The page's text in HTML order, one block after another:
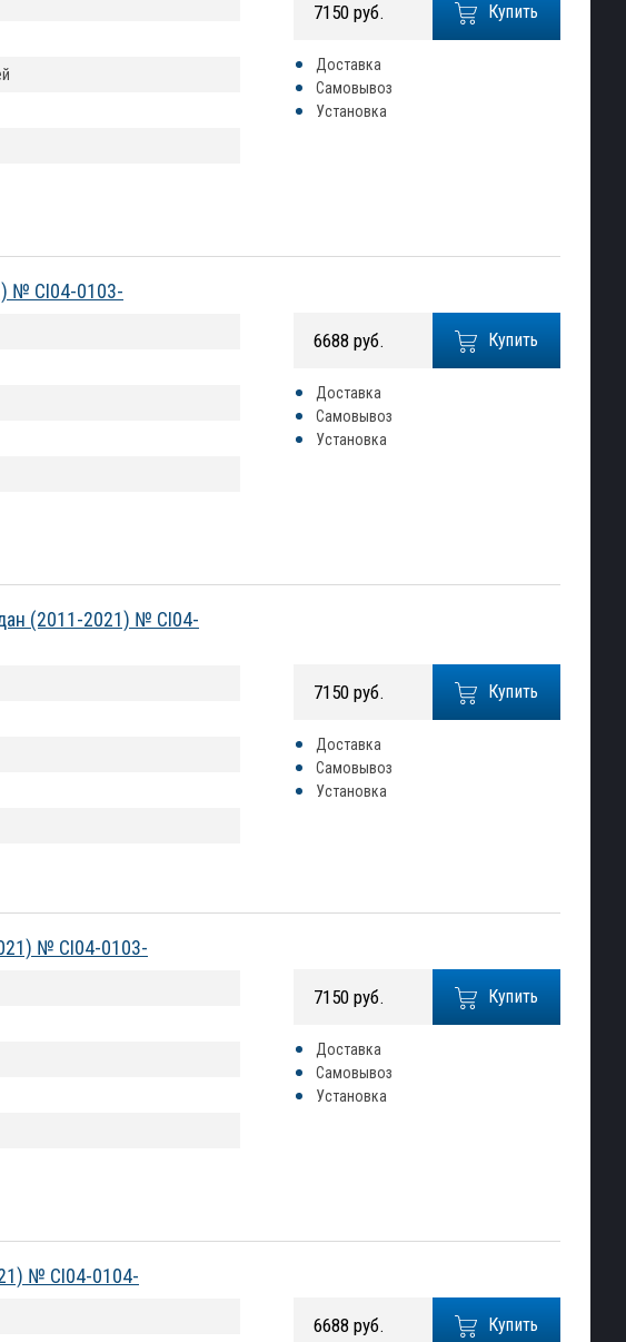
Купить
7150 руб.
Доставка
Самовывоз
Установка
№ CI04-0103-
Купить
6688 руб.
Доставка
Самовывоз
Установка
(2011-2021) № CI04-
Купить
7150 руб.
Доставка
Самовывоз
Установка
№ CI04-0103-
Купить
7150 руб.
Доставка
Самовывоз
Установка
№ CI04-0104-
Купить
6688 руб.